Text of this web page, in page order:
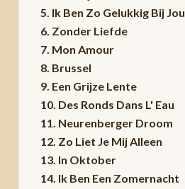
5. Ik Ben Zo Gelukkig Bij Jou
6. Zonder Liefde
7. Mon Amour
8. Brussel
9. Een Grijze Lente
10. Des Ronds Dans L' Eau
11. Neurenberger Droom
12. Zo Liet Je Mij Alleen
13. In Oktober
14. Ik Ben Een Zomernacht